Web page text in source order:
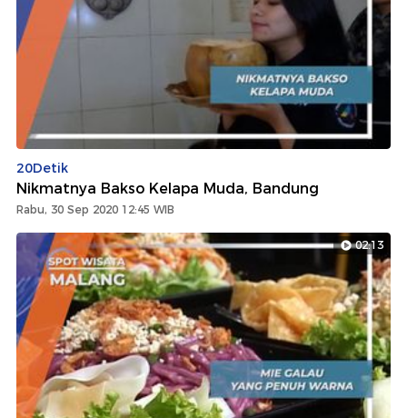
20Detik
Nikmatnya Bakso Kelapa Muda, Bandung
Rabu, 30 Sep 2020 12:45 WIB
02:13